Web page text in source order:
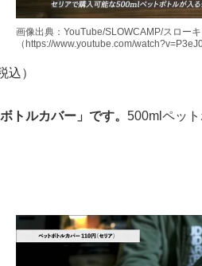
画像出典：YouTube/SLOWCAMP/スロー
（https://www.youtube.com/
込）
トルカバー」です。 500mlペッ